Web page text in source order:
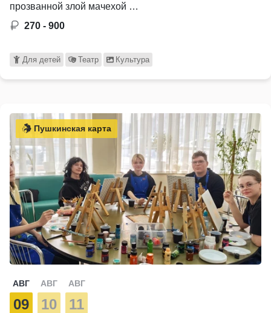
прозванной злой мачехой …
270 - 900
Для детей Театр Культура
Пушкинская карта
АВГ
09
АВГ
10
АВГ
11